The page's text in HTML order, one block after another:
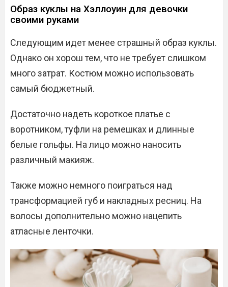
Образ куклы на Хэллоуин для девочки
своими руками
Следующим идет менее страшный образ куклы.
Однако он хорош тем, что не требует слишком
много затрат. Костюм можно использовать
самый бюджетный.
Достаточно надеть короткое платье с
воротником, туфли на ремешках и длинные
белые гольфы. На лицо можно наносить
различный макияж.
Также можно немного поиграться над
трансформацией губ и накладных ресниц. На
волосы дополнительно можно нацепить
атласные ленточки.